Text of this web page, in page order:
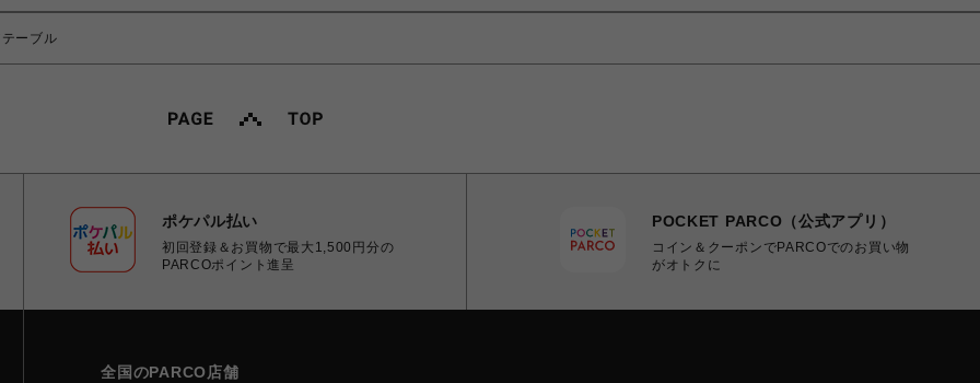
ーブル
ポケパル払い
初回登録＆お買物で最大1,500円分の
PARCOポイント進呈
POCKET PARCO（公式アプリ）
コイン＆クーポンでPARCOでのお買い物
がオトクに
全国のPARCO店舗